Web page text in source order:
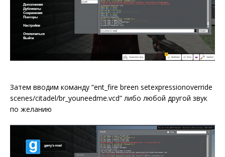
Затем вводим команду “ent_fire breen setexpressionoverride
scenes/citadel/br_youneedme.vcd” либо любой другой звук
по желанию